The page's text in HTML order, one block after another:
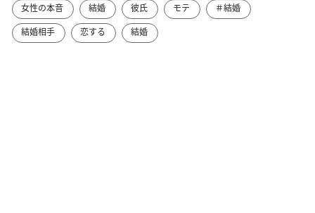
女性の本音
結婚 彼氏 モテ
＃結婚
結婚相手
恋する 結婚